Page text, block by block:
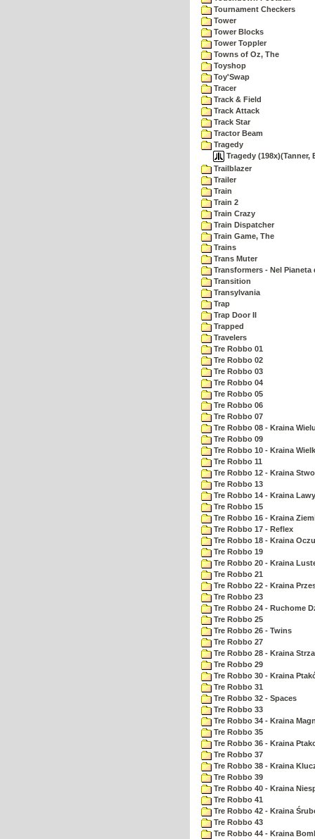
Tournament Checkers
Tower
Tower Blocks
Tower Toppler
Towns of Oz, The
Toyshop
Toy'Swap
Tracer
Track & Field
Track Attack
Track Star
Tractor Beam
Tragedy
Tragedy (198x)(Tanner,
Trailblazer
Trailer
Train
Train 2
Train Crazy
Train Dispatcher
Train Game, The
Trains
Trans Muter
Transformers - Nel Pianeta
Transition
Transylvania
Trap
Trap Door II
Trapped
Travelers
Tre Robbo 01
Tre Robbo 02
Tre Robbo 03
Tre Robbo 04
Tre Robbo 05
Tre Robbo 06
Tre Robbo 07
Tre Robbo 08 - Kraina
Tre Robbo 09
Tre Robbo 10 - Kraina
Tre Robbo 11
Tre Robbo 12 - Kraina
Tre Robbo 13
Tre Robbo 14 - Kraina Lawy
Tre Robbo 15
Tre Robbo 16 - Kraina
Tre Robbo 17 - Reflex
Tre Robbo 18 - Kraina Oczu
Tre Robbo 19
Tre Robbo 20 - Kraina
Tre Robbo 21
Tre Robbo 22 - Kraina
Tre Robbo 23
Tre Robbo 24 - Ruchome
Tre Robbo 25
Tre Robbo 26 - Twins
Tre Robbo 27
Tre Robbo 28 - Kraina
Tre Robbo 29
Tre Robbo 30 - Kraina
Tre Robbo 31
Tre Robbo 32 - Spaces
Tre Robbo 33
Tre Robbo 34 - Kraina
Tre Robbo 35
Tre Robbo 36 - Kraina
Tre Robbo 37
Tre Robbo 38 - Kraina
Tre Robbo 39
Tre Robbo 40 - Kraina
Tre Robbo 41
Tre Robbo 42 - Kraina
Tre Robbo 43
Tre Robbo 44 - Kraina